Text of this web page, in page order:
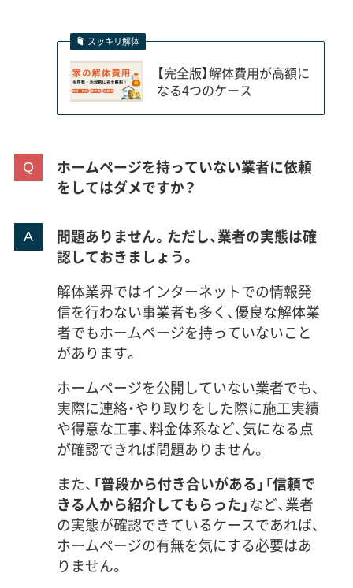
スッキリ解体
【完全版】解体費用が高額に
なる4つのケース
ホームページを持っていない業者に依頼
をしてはダメですか？
問題ありません。ただし、業者の実態は確
認しておきましょう。
解体業界ではインターネットでの情報発
信を行わない事業者も多く、優良な解体業
者でもホームページを持っていないこと
があります。
ホームページを公開していない業者でも、
実際に連絡・やり取りをした際に施工実績
や得意な工事、料金体系など、気になる点
が確認できれば問題ありません。
また、 「普段から付き合いがある」「信頼で
きる人から紹介してもらった」など、業者
の実態が確認できているケースであれば、
ホームページの有無を気にする必要はあ
りません。